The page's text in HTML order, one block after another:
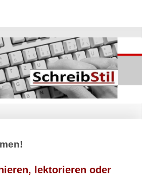
lektorieren oder